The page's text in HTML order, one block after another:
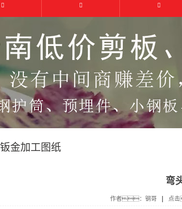
钣金加工图纸
弯
作者：钢哥 | 点